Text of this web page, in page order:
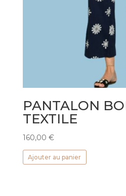
PANTALON
TEXTILE
160,00 €
Ajouter au panier